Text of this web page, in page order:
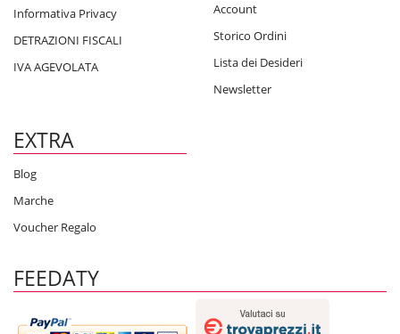
Informativa Privacy
DETRAZIONI FISCALI
IVA AGEVOLATA
Account
Storico Ordini
Lista dei Desideri
Newsletter
EXTRA
Blog
Marche
Voucher Regalo
FEEDATY